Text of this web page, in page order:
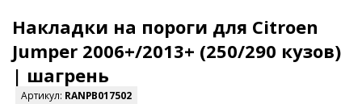
Накладки на пороги для Citroen
Jumper 2006+/2013+ (250/290 кузов)
| шагрень
Артикул: RANPB017502